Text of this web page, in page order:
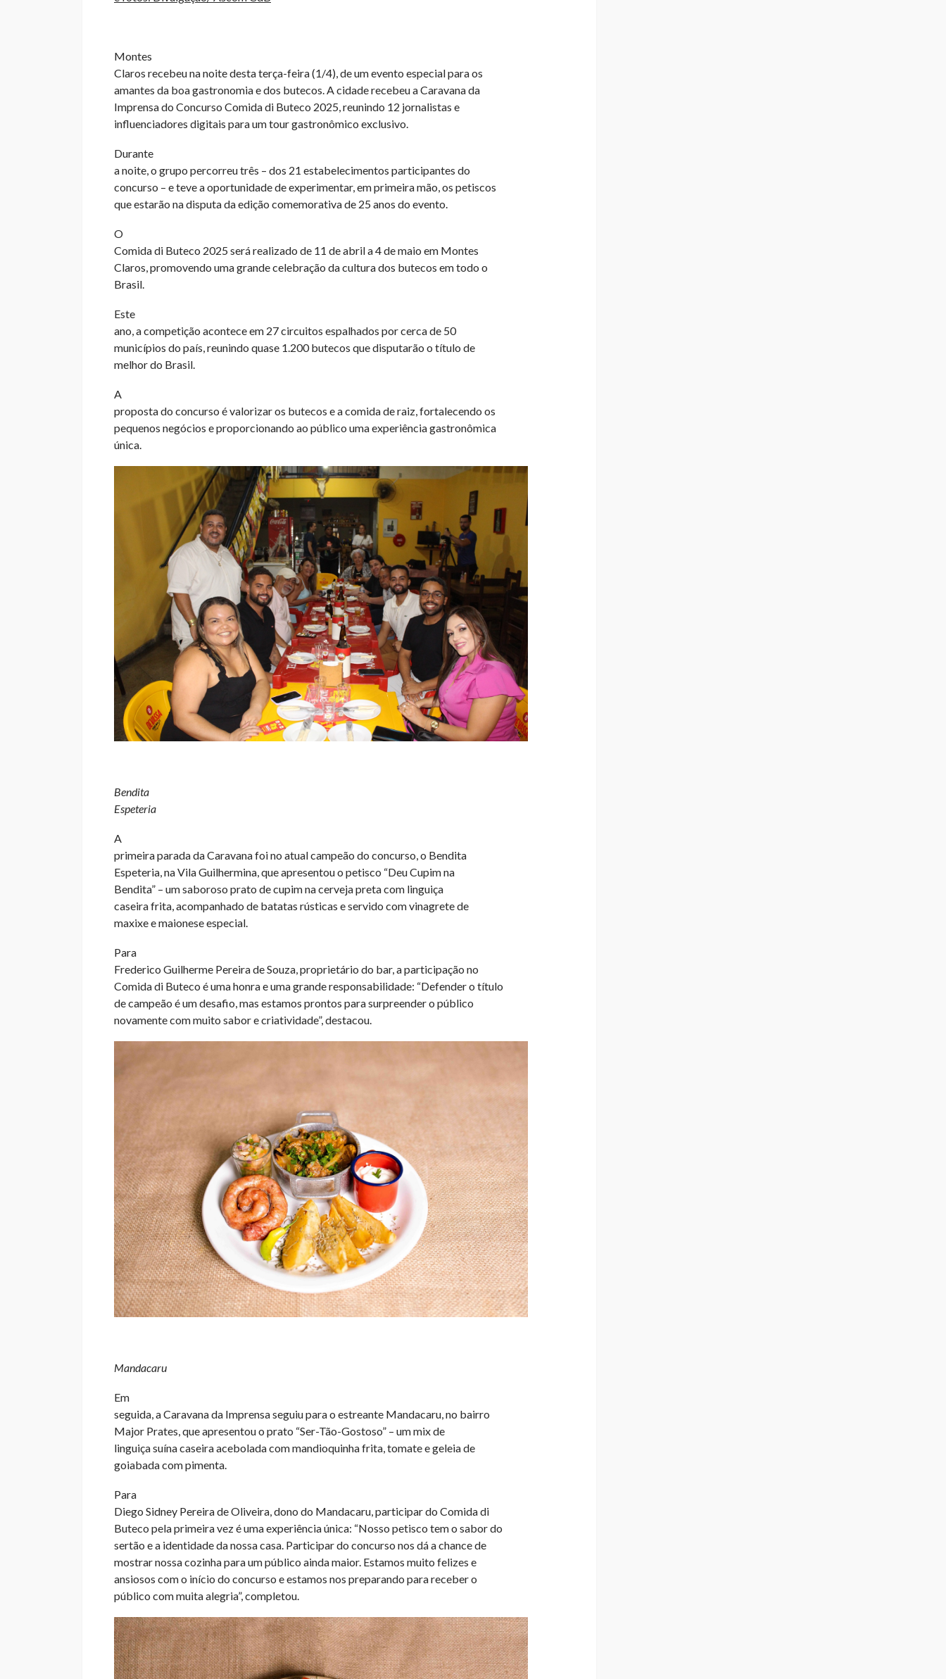
Montes
Claros recebeu na noite desta terça-feira (1/4), de um evento especial para os
amantes da boa gastronomia e dos butecos. A cidade recebeu a Caravana da
Imprensa do Concurso Comida di Buteco 2025, reunindo 12 jornalistas e
influenciadores digitais para um tour gastronômico exclusivo.
Durante
a noite, o grupo percorreu três – dos 21 estabelecimentos participantes do
concurso – e teve a oportunidade de experimentar, em primeira mão, os petiscos
que estarão na disputa da edição comemorativa de 25 anos do evento.
O
Comida di Buteco 2025 será realizado de 11 de abril a 4 de maio em Montes
Claros, promovendo uma grande celebração da cultura dos butecos em todo o
Brasil.
Este
ano, a competição acontece em 27 circuitos espalhados por cerca de 50
municípios do país, reunindo quase 1.200 butecos que disputarão o título de
melhor do Brasil.
A
proposta do concurso é valorizar os butecos e a comida de raiz, fortalecendo os
pequenos negócios e proporcionando ao público uma experiência gastronômica
única.
Bendita
Espeteria
A
primeira parada da Caravana foi no atual campeão do concurso, o Bendita
Espeteria, na Vila Guilhermina, que apresentou o petisco “Deu Cupim na
Bendita” – um saboroso prato de cupim na cerveja preta com linguiça
caseira frita, acompanhado de batatas rústicas e servido com vinagrete de
maxixe e maionese especial.
Para
Frederico Guilherme Pereira de Souza, proprietário do bar, a participação no
Comida di Buteco é uma honra e uma grande responsabilidade: “Defender o título
de campeão é um desafio, mas estamos prontos para surpreender o público
novamente com muito sabor e criatividade”, destacou.
Mandacaru
Em
seguida, a Caravana da Imprensa seguiu para o estreante Mandacaru, no bairro
Major Prates, que apresentou o prato “Ser-Tão-Gostoso” – um mix de
linguiça suína caseira acebolada com mandioquinha frita, tomate e geleia de
goiabada com pimenta.
Para
Diego Sidney Pereira de Oliveira, dono do Mandacaru, participar do Comida di
Buteco pela primeira vez é uma experiência única: “Nosso petisco tem o sabor do
sertão e a identidade da nossa casa. Participar do concurso nos dá a chance de
mostrar nossa cozinha para um público ainda maior. Estamos muito felizes e
ansiosos com o início do concurso e estamos nos preparando para receber o
público com muita alegria”, completou.